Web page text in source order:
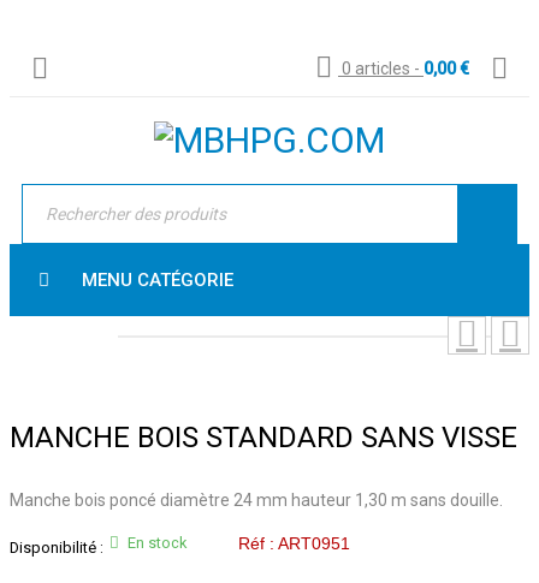
0 articles - 0,00€
MENU CATÉGORIE
MANCHE BOIS STANDARD SANS VISSE
Manche bois poncé diamètre 24 mm hauteur 1,30 m sans douille.
Disponibilité : En stock Réf : ART0951